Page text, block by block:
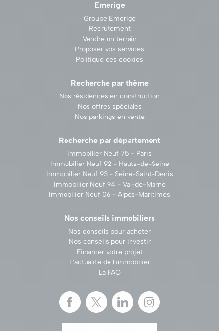
Emerige
Groupe Emerige
Recrutement
Vendre un terrain
Proposer vos services
Politique des cookies
Recherche par thème
Nos résidences en construction
Nos offres spéciales
Nos parkings en vente
Recherche par département
Immobilier Neuf 75 - Paris
Immobilier Neuf 92 - Hauts-de-Seine
Immobilier Neuf 93 - Seine-Saint-Denis
Immobilier Neuf 94 - Val-de-Marne
Immobilier Neuf 06 - Alpes-Maritimes
Nos conseils immobiliers
Nos conseils pour acheter
Nos conseils pour investir
Financer votre projet
L'actualité de l'immobilier
La FAQ